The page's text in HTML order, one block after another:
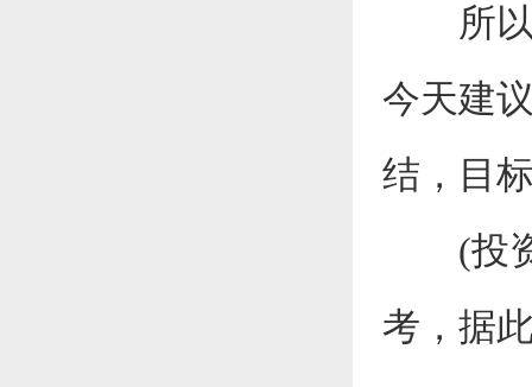
所以
今天建
结，目
(投资
考，据